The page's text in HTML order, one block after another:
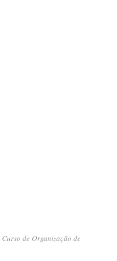
Curso de Organização de